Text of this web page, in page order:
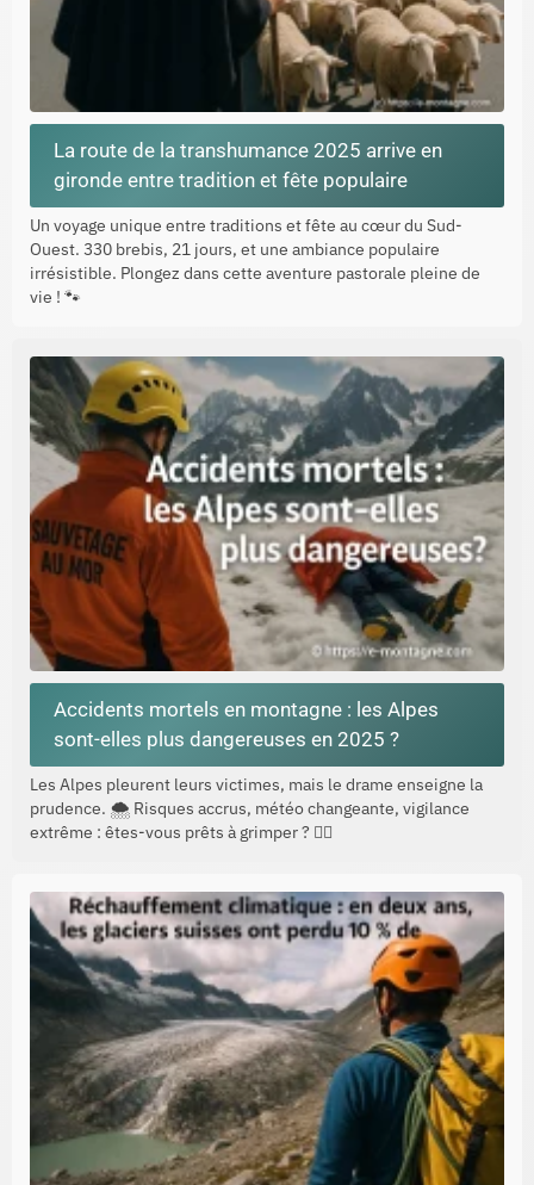
La route de la transhumance 2025 arrive en
gironde entre tradition et fête populaire
Un voyage unique entre traditions et fête au cœur du Sud-
Ouest. 330 brebis, 21 jours, et une ambiance populaire
irrésistible. Plongez dans cette aventure pastorale pleine de
vie ! 🐾
Accidents mortels en montagne : les Alpes
sont-elles plus dangereuses en 2025 ?
Les Alpes pleurent leurs victimes, mais le drame enseigne la
prudence. 🌨️ Risques accrus, météo changeante, vigilance
extrême : êtes-vous prêts à grimper ? 🧗‍♂️